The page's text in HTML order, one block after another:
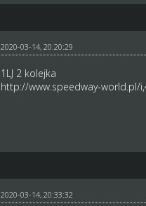
2020-03-14, 20:20:29
1LJ 2 kolejka
http://www.speedway-world.pl/
2020-03-14, 20:33:32